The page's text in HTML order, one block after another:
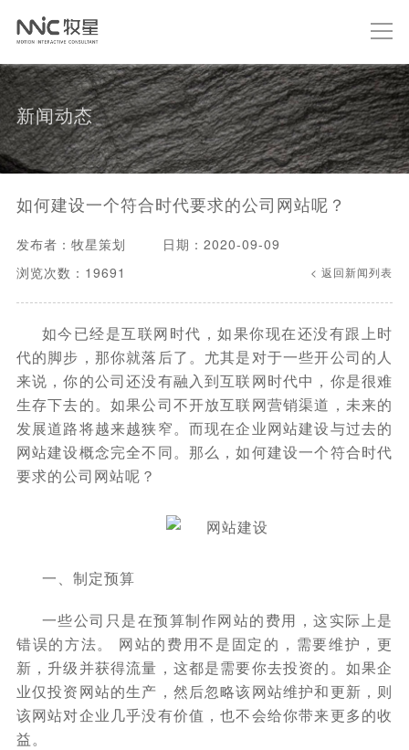
新闻动态
如何建设一个符合时代要求的公司网站呢？
发布者：牧星策划
日期：2020-09-09
浏览次数：19691
< 返回新闻列表
如今已经是互联网时代，如果你现在还没有跟上时
代的脚步，那你就落后了。尤其是对于一些开公司的人
来说，你的公司还没有融入到互联网时代中，你是很难
生存下去的。如果公司不开放互联网营销渠道，未来的
发展道路将越来越狭窄。而现在企业网站建设与过去的
网站建设概念完全不同。那么，如何建设一个符合时代
要求的公司网站呢？
一、制定预算
一些公司只是在预算制作网站的费用，这实际上是
错误的方法。 网站的费用不是固定的，需要维护，更
新，升级并获得流量，这都是需要你去投资的。如果企
业仅投资网站的生产，然后忽略该网站维护和更新，则
该网站对企业几乎没有价值，也不会给你带来更多的收
益。